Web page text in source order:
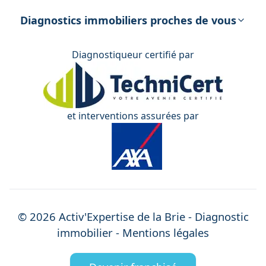
énergétique
Diagnostics immobiliers proches de vous
Diagnostiqueur certifié par
et interventions assurées par
© 2026 Activ'Expertise de la Brie- Diagnostic
immobilier - Mentions légales